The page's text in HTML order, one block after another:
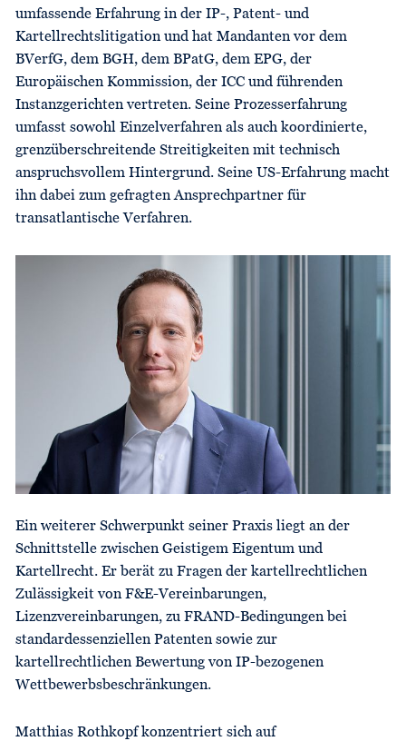
umfassende Erfahrung in der IP-, Patent- und
Kartellrechtslitigation und hat Mandanten vor dem
BVerfG, dem BGH, dem BPatG, dem EPG, der
Europäischen Kommission, der ICC und führenden
Instanzgerichten vertreten. Seine Prozesserfahrung
umfasst sowohl Einzelverfahren als auch koordinierte,
grenzüberschreitende Streitigkeiten mit technisch
anspruchsvollem Hintergrund. Seine US-Erfahrung macht
ihn dabei zum gefragten Ansprechpartner für
transatlantische Verfahren.
Ein weiterer Schwerpunkt seiner Praxis liegt an der
Schnittstelle zwischen Geistigem Eigentum und
Kartellrecht. Er berät zu Fragen der kartellrechtlichen
Zulässigkeit von F&E-Vereinbarungen,
Lizenzvereinbarungen, zu FRAND-Bedingungen bei
standardessenziellen Patenten sowie zur
kartellrechtlichen Bewertung von IP-bezogenen
Wettbewerbsbeschränkungen.
Matthias Rothkopf konzentriert sich auf